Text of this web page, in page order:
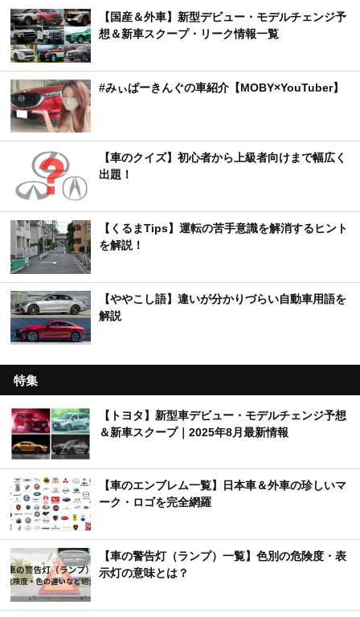
【国産＆外車】新型デビュー・モデルチェンジ予
想＆新車スクープ・リーク情報一覧
#みぃぱーきんぐの車紹介【MOBY×YouTuber】
【車のクイズ】初心者から上級者向けまで幅広く
出題！
【くるまTips】運転の苦手意識を解消するヒント
を解説！
【ややこし語】違いが分かりづらい自動車用語を
解説
特集
【トヨタ】新型車デビュー・モデルチェンジ予想
＆新車スクープ｜2025年8月最新情報
【車のエンブレム一覧】日本車＆外車の珍しいマ
ーク・ロゴを完全網羅
【車の警告灯（ランプ）一覧】色別の危険度・表
示灯の意味とは？